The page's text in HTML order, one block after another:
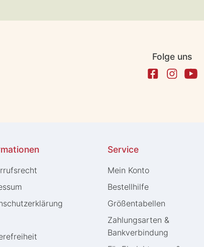
Folge uns
Service
Mein Konto
Bestellhilfe
Größentabellen
Zahlungsarten &
Bankverbindung